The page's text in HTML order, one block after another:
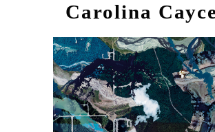
Carolina